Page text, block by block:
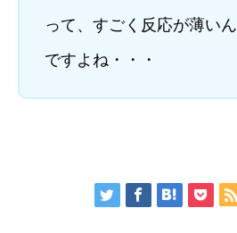
って、すごく反応が薄いん
ですよね・・・